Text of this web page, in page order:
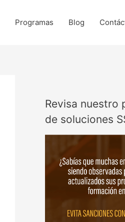
Programas Blog
Revisa nuestro
de soluciones